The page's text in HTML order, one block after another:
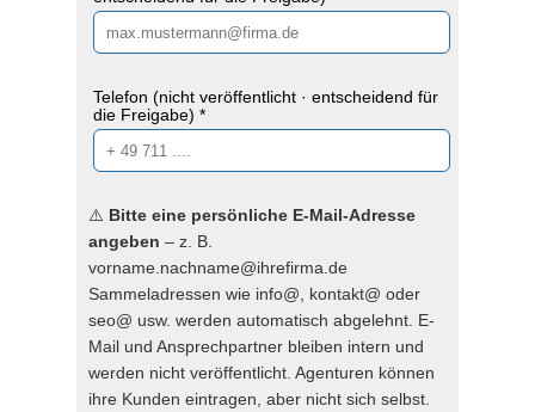
Telefon (nicht veröffentlicht · entscheidend für
die Freigabe) *
⚠️ Bitte eine persönliche E-Mail-Adresse
angeben – z. B.
vorname.nachname@ihrefirma.de
Sammeladressen wie info@, kontakt@ oder
seo@ usw. werden automatisch abgelehnt. E-
Mail und Ansprechpartner bleiben intern und
werden nicht veröffentlicht. Agenturen können
ihre Kunden eintragen, aber nicht sich selbst.